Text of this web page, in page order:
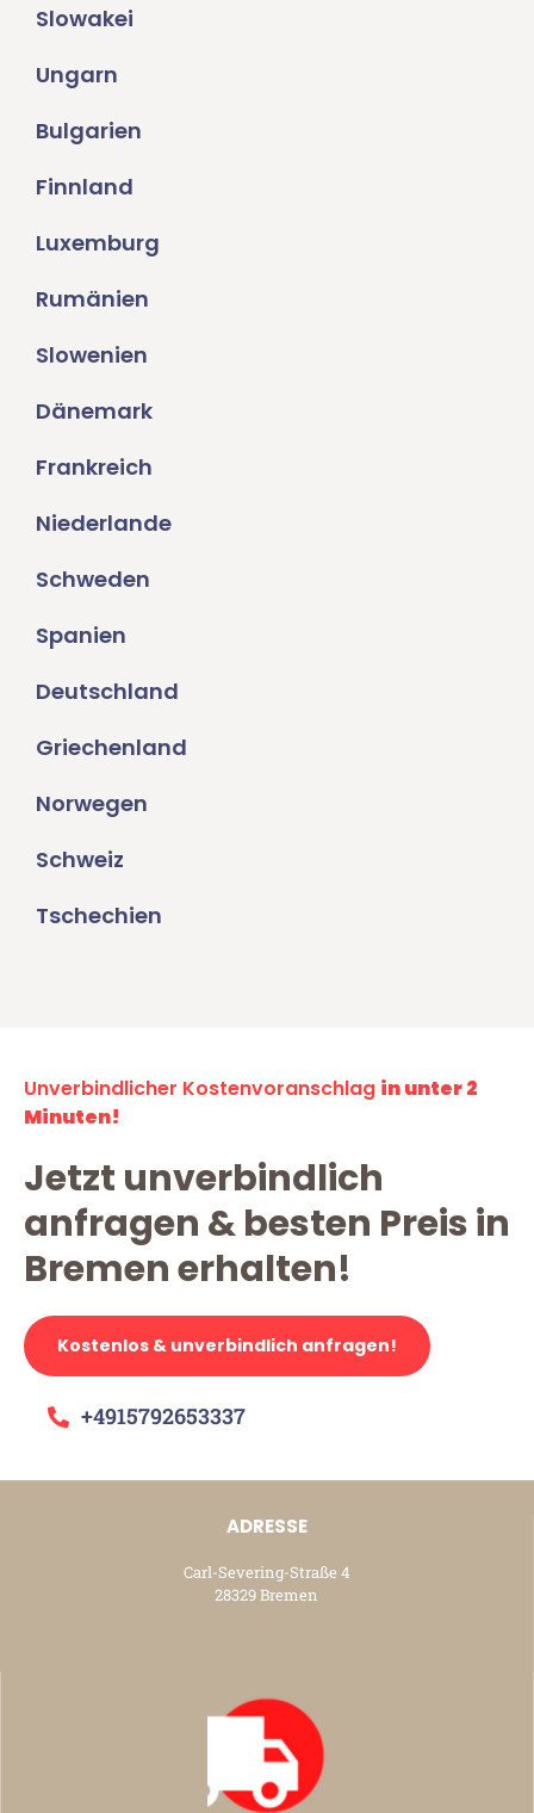
Slowakei
Ungarn
Bulgarien
Finnland
Luxemburg
Rumänien
Slowenien
Dänemark
Frankreich
Niederlande
Schweden
Spanien
Deutschland
Griechenland
Norwegen
Schweiz
Tschechien
Unverbindlicher Kostenvoranschlag in unter 2
Minuten!
Jetzt unverbindlich
anfragen & besten Preis in
Bremen erhalten!
Kostenlos & unverbindlich anfragen!
+4915792653337
ADRESSE
Carl-Severing-Straße 4
28329 Bremen